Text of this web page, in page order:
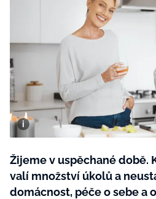
Všechny kategorie
Všechny kategorie
Testy a kvízy
Všechny kategorie
Tvoření
Rady a tipy
BurdaMedia
Extra
SVĚT
ROČNÍ
SADA
Žijeme v uspěchané době.
valí množství úkolů a
domácnost, péče o sebe a